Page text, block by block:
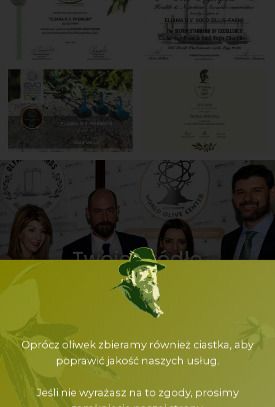
Twoje Źródło
Zdrowia!
Znajdź Nas
Oprócz oliwek zbieramy również ciastka, aby
poprawić jakość naszych usług.
Jeśli nie wyrażasz na to zgody, prosimy